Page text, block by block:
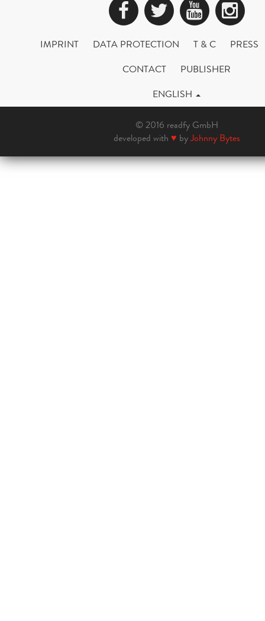
Facebook
Twitter
IMPRINT DATA PROTECTION T & C
PRESS
CONTACT
PUBLISHER
ENGLISH
© 2016 readfy GmbH
developed with ♥ byJohnny Bytes